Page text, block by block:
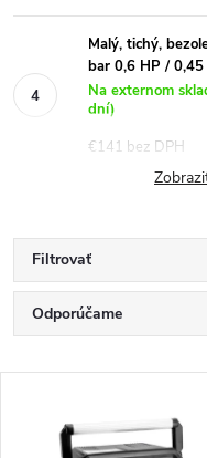
Malý, tichý,
bar 0,6 HP /
Na externom
dní)
€141 bez DPH
Filtrovať
R
a
Odporúčame
Najpredávanejšie